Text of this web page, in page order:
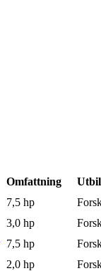
Omfattning
7,5 hp
3,0 hp
7,5 hp
2,0 hp